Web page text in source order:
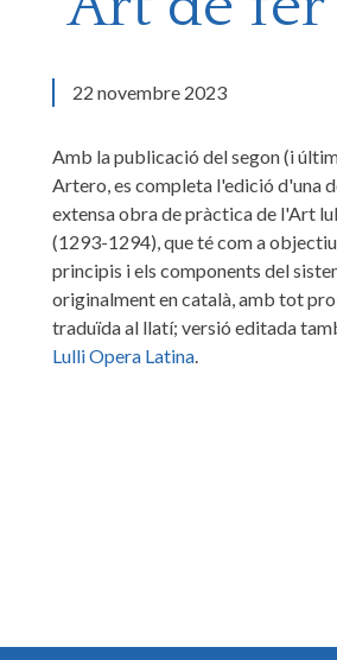
22 novembre 2023
Amb la publicació del segon (i
Artero, es completa l'edició d'una
extensa obra de pràctica de l'Art
(1293-1294), que té com a
principis i els components del
originalment en català, amb tot
traduïda al llatí; versió editada
Lulli Opera Latina.